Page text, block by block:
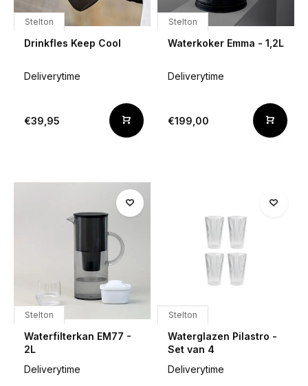
Stelton
Drinkfles Keep Cool
Deliverytime
€39,95
Stelton
Waterkoker Emma - 1,2L
Deliverytime
€199,00
Stelton
Waterfilterkan EM77 -
2L
Deliverytime
Stelton
Waterglazen Pilastro -
Set van 4
Deliverytime